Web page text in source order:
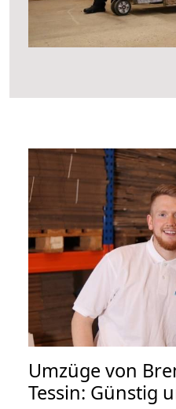
Umzüge von
Tessin: Günstig